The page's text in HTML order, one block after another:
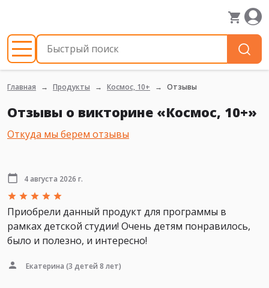
Главная Продукты Космос, 10+ Отзывы
Отзывы о викторине «Космос, 10+»
Откуда мы берем отзывы
4 августа 2026 г.
Приобрели данный продукт для программы в
рамках детской студии! Очень детям понравилось,
было и полезно, и интересно!
Екатерина (3 детей 8 лет)